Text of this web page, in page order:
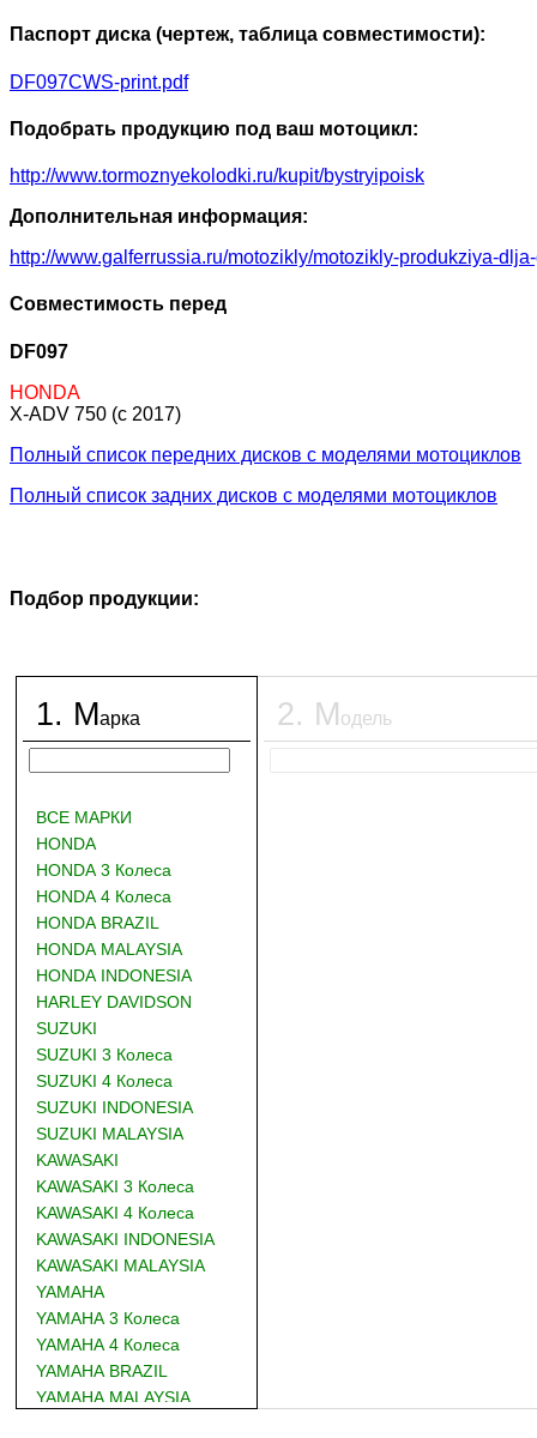
Паспорт диска (чертеж, таблица совместимости):
DF097CWS-print.pdf
Подобрать продукцию под ваш мотоцикл:
http://www.tormoznyekolodki.ru/kupit/bystryipoisk
Дополнительная информация:
http://www.galferrussia.ru/motozikly/motozikly-produkziya-
Совместимость перед
DF097
HONDA
X-ADV 750 (c 2017)
Полный список передних дисков с моделями мотоциклов
Полный список задних дисков с моделями мотоциклов
Подбор продукции:
1. Марка
ВСЕ МАРКИ
HONDA
HONDA 3 Колеса
HONDA 4 Колеса
HONDA BRAZIL
HONDA MALAYSIA
HONDA INDONESIA
HARLEY DAVIDSON
SUZUKI
SUZUKI 3 Колеса
SUZUKI 4 Колеса
SUZUKI INDONESIA
SUZUKI MALAYSIA
KAWASAKI
KAWASAKI 3 Колеса
KAWASAKI 4 Колеса
KAWASAKI INDONESIA
KAWASAKI MALAYSIA
YAMAHA
YAMAHA 3 Колеса
YAMAHA 4 Колеса
YAMAHA BRAZIL
YAMAHA MALAYSIA
2. Модель